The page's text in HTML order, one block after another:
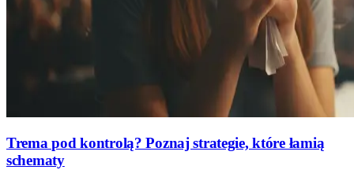
Trema pod kontrolą? Poznaj strategie, które łamią
schematy